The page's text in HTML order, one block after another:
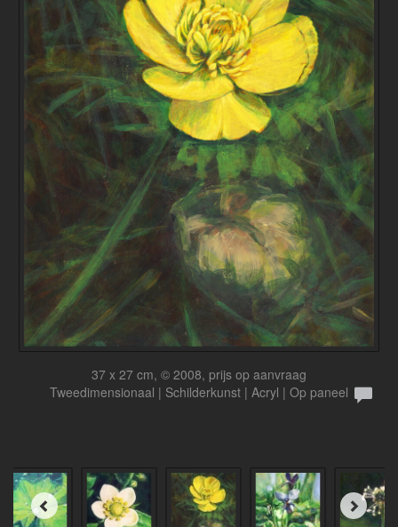
37 x 27 cm, © 2008, prijs op aanvraag
Tweedimensionaal | Schilderkunst | Acryl | Op paneel